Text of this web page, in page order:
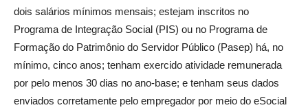
dois salários mínimos mensais; estejam inscritos no
Programa de Integração Social (PIS) ou no Programa de
Formação do Patrimônio do Servidor Público (Pasep) há, no
mínimo, cinco anos; tenham exercido atividade remunerada
por pelo menos 30 dias no ano-base; e tenham seus dados
enviados corretamente pelo empregador por meio do eSocial